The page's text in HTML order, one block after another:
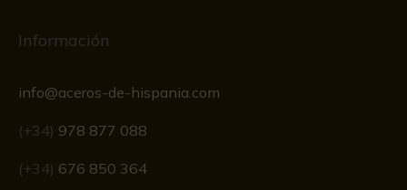
Información
info@aceros-de-hispania.com
(+34) 978 877 088
(+34) 676 850 364